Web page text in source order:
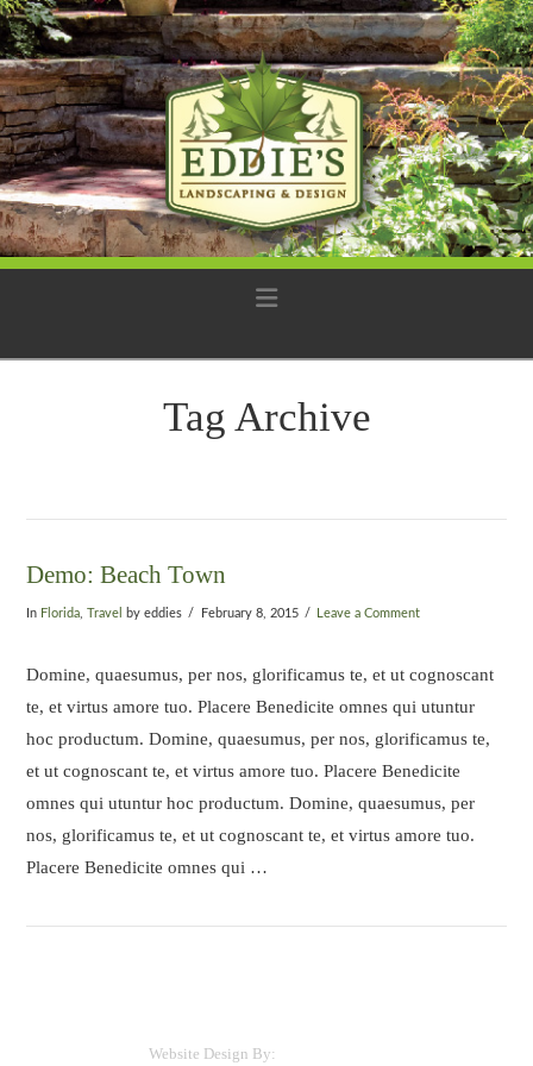
Navigation
Tag Archive
Demo: Beach Town
In Florida,Travel by eddies February 8, 2015 Leave a Comment
Domine, quaesumus, per nos, glorificamus te, et ut cognoscant
te, et virtus amore tuo. Placere Benedicite omnes qui utuntur
hoc productum. Domine, quaesumus, per nos, glorificamus te,
et ut cognoscant te, et virtus amore tuo. Placere Benedicite
omnes qui utuntur hoc productum. Domine, quaesumus, per
nos, glorificamus te, et ut cognoscant te, et virtus amore tuo.
Placere Benedicite omnes qui …
Website Design By: